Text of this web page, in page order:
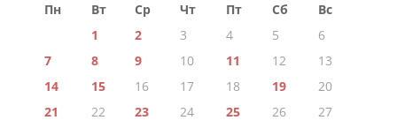
Пн Вт Ср Чт Пт Сб
Вс
1
2 3 4 5
6
7
8 9 10 11 12
13
14
15 16 17 18 19
20
21
22 23 24 25 26
27